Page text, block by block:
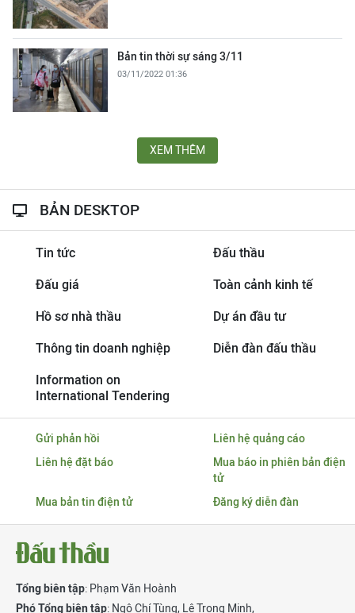
Bản tin thời sự sáng 3/11
03/11/2022 01:36
XEM THÊM
BẢN DESKTOP
Tin tức Đấu thầu
Đấu giá Toàn cảnh kinh tế
Hồ sơ nhà thầu Dự án đầu tư
Thông tin doanh nghiệp Diễn đàn đấu thầu
Information on
International Tendering
Gửi phản hồi
Liên hệ quảng cáo
Liên hệ đặt báo
Mua báo in phiên bản điện
tử
Mua bản tin điện tử
Đăng ký diễn đàn
Tổng biên tập: Phạm Văn Hoành
Phó Tổng biên tập: Ngô Chí Tùng, Lê Trọng Minh,